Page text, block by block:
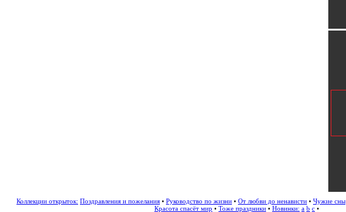
Коллекции открыток: Поздравления и пожелания • Руководство по жизни • От любви до ненависти • Чужие сны
Красота спасёт мир • Тоже праздники • Новинки: a b c •